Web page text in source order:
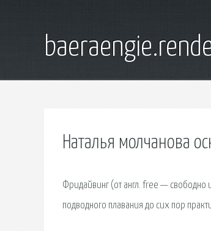
Наталья молчанова
Фридайвинг (от англ. free — свободно
подводного плавания до сих пор